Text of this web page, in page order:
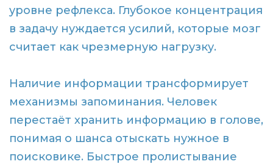
уровне рефлекса. Глубокое концентрация
в задачу нуждается усилий, которые мозг
считает как чрезмерную нагрузку.
Наличие информации трансформирует
механизмы запоминания. Человек
перестаёт хранить информацию в голове,
понимая о шанса отыскать нужное в
поисковике. Быстрое пролистывание